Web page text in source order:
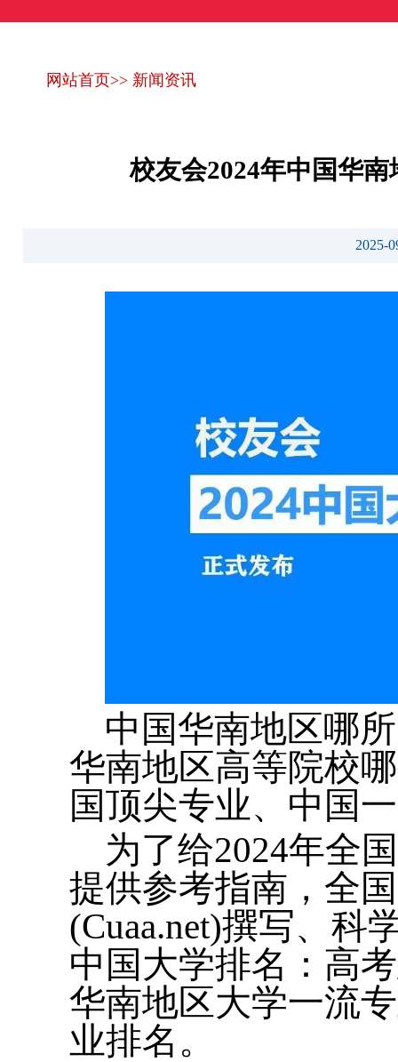
网站首页>> 新闻资讯
校友会2024年中国华
2025-
中国华南地区哪
华南地区高等院校
国顶尖专业、中国
为了给2024年全
提供参考指南，全
(Cuaa.net)撰写、科
中国大学排名：高
华南地区大学一流
业排名。